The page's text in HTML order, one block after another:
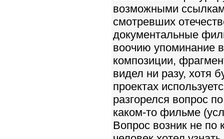
возможными
смотревших
документальные
воочию упоминание
композиции,
видел ни разу, хотя
проектах
разгорелся вопрос
каком-то фильме
Вопрос возник не по